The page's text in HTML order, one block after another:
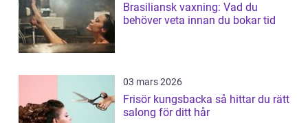
Brasiliansk vaxning: Vad du
behöver veta innan du bokar tid
03 mars 2026
Frisör kungsbacka så hittar du rätt
salong för ditt hår